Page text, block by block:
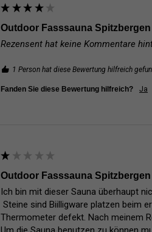
Outdoor Fasssauna Spitzbergen
Rezensent hat keine Kommentare
1 Person hat diese Bewertung hilfreich
Fanden Sie diese Bewertung hilfreich? Ja
Outdoor Fasssauna Spitzbergen
Ich bin mit dieser Sauna überhaupt
Thermometer defekt. Nach meinem